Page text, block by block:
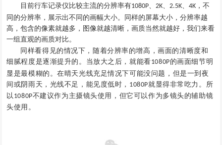
目前行车记录仪比较主流的分辨率有1080P、2K、2.5K、4K ，不
同的分辨率，展示出不同的画幅大小。同样的屏幕大小，分辨率越
高，包含的像素就越多，图像就越清晰，画质当然就越好 ，我们来看
一组直观的画质对比。
同样看得见的情况下，随着分辨率的增高，画面的清晰度和
细腻程度是逐渐提升的。当放大之后，就能看1080P的画面细节明
显是最模糊的。在晴天光线充足情况下可能没问题，但是一到夜
间或阴雨天，光线不足，能见度低时 ， 1080P就显得非常吃力 。所
以 1080P不建议作为主摄镜头使用 ， 但它可以作为多镜头的辅助镜
头使用 。